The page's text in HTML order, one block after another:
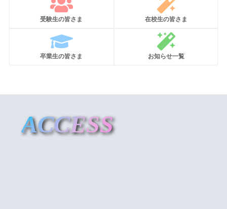
受験生の皆さま 在校生の皆さま
卒業生の皆さま お知らせ一覧
ACCESS